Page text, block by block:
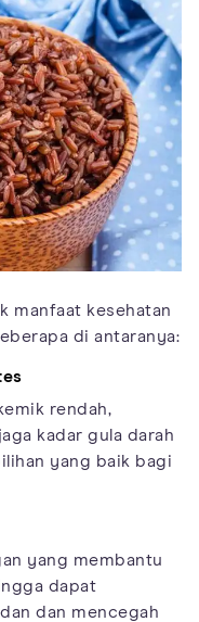
manfaat kesehatan
di antaranya:
rendah,
kadar gula darah
yang baik bagi
yang membantu
dapat
dan mencegah